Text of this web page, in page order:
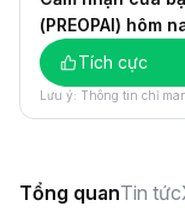
(PREOPAI) hôm
Tích cực
Lưu ý: Thông tin chỉ
Tổng quanTin tức